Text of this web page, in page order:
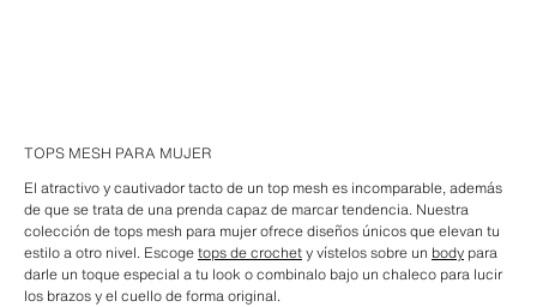
TOPS MESH PARA MUJER
El atractivo y cautivador tacto de un top mesh es incomparable, además
de que se trata de una prenda capaz de marcar tendencia. Nuestra
colección de tops mesh para mujer ofrece diseños únicos que elevan tu
estilo a otro nivel. Escogetops de crochety vístelos sobre un body para
darle un toque especial a tu look o combinalo bajo un chaleco para lucir
los brazos y el cuello de forma original.